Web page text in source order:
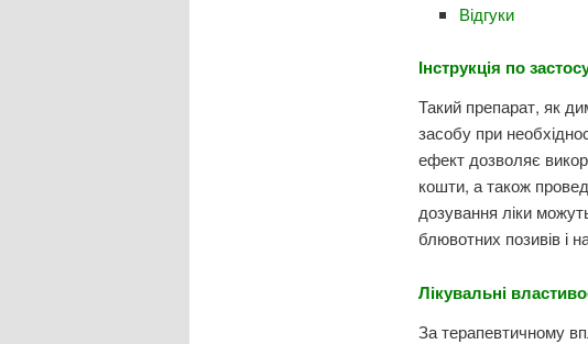
Відгуки
Інструкція по
Такий препарат, як
засобу при
ефект дозволяє
кошти, а також
дозування ліки
блювотних позивів і
Лікувальні
За терапевтичному